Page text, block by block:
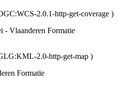
2.0.1-http-get-coverage )
- Vlaanderen Formatie
2.0-http-get-map )
Formatie